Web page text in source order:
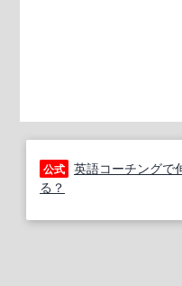
公式 英語コーチングで
る？